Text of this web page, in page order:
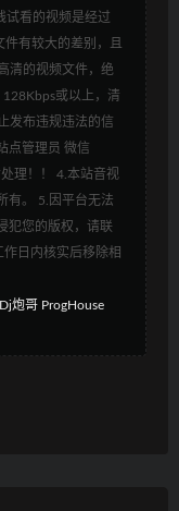
试看的视频是经过
有较大的差别，且
清的视频文件，绝
或以上，清
发布违规违法的信
点管理员 微信
理！！ 4.本站音视
有。 5.因平台无法
犯您的版权，请联
日内核实后移除相
炮哥 ProgHouse